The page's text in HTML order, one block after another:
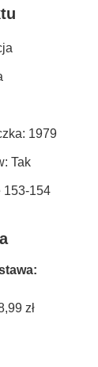
1979
Tak
153-154
zł